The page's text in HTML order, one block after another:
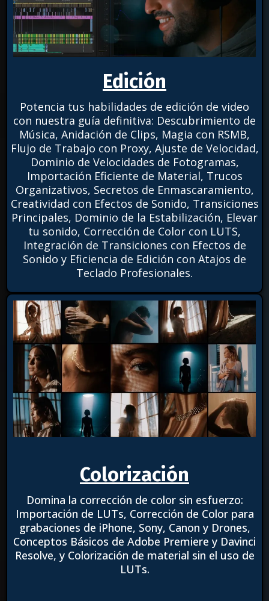
Edición
Potencia tus habilidades de edición de video
con nuestra guía definitiva: Descubrimiento de
Música, Anidación de Clips, Magia con RSMB,
Flujo de Trabajo con Proxy, Ajuste de Velocidad,
Dominio de Velocidades de Fotogramas,
Importación Eficiente de Material, Trucos
Organizativos, Secretos de Enmascaramiento,
Creatividad con Efectos de Sonido, Transiciones
Principales, Dominio de la Estabilización, Elevar
tu sonido, Corrección de Color con LUTS,
Integración de Transiciones con Efectos de
Sonido y Eficiencia de Edición con Atajos de
Teclado Profesionales.
Colorización
Domina la corrección de color sin esfuerzo:
Importación de LUTs, Corrección de Color para
grabaciones de iPhone, Sony, Canon y Drones,
Conceptos Básicos de Adobe Premiere y Davinci
Resolve, y Colorización de material sin el uso de
LUTs.